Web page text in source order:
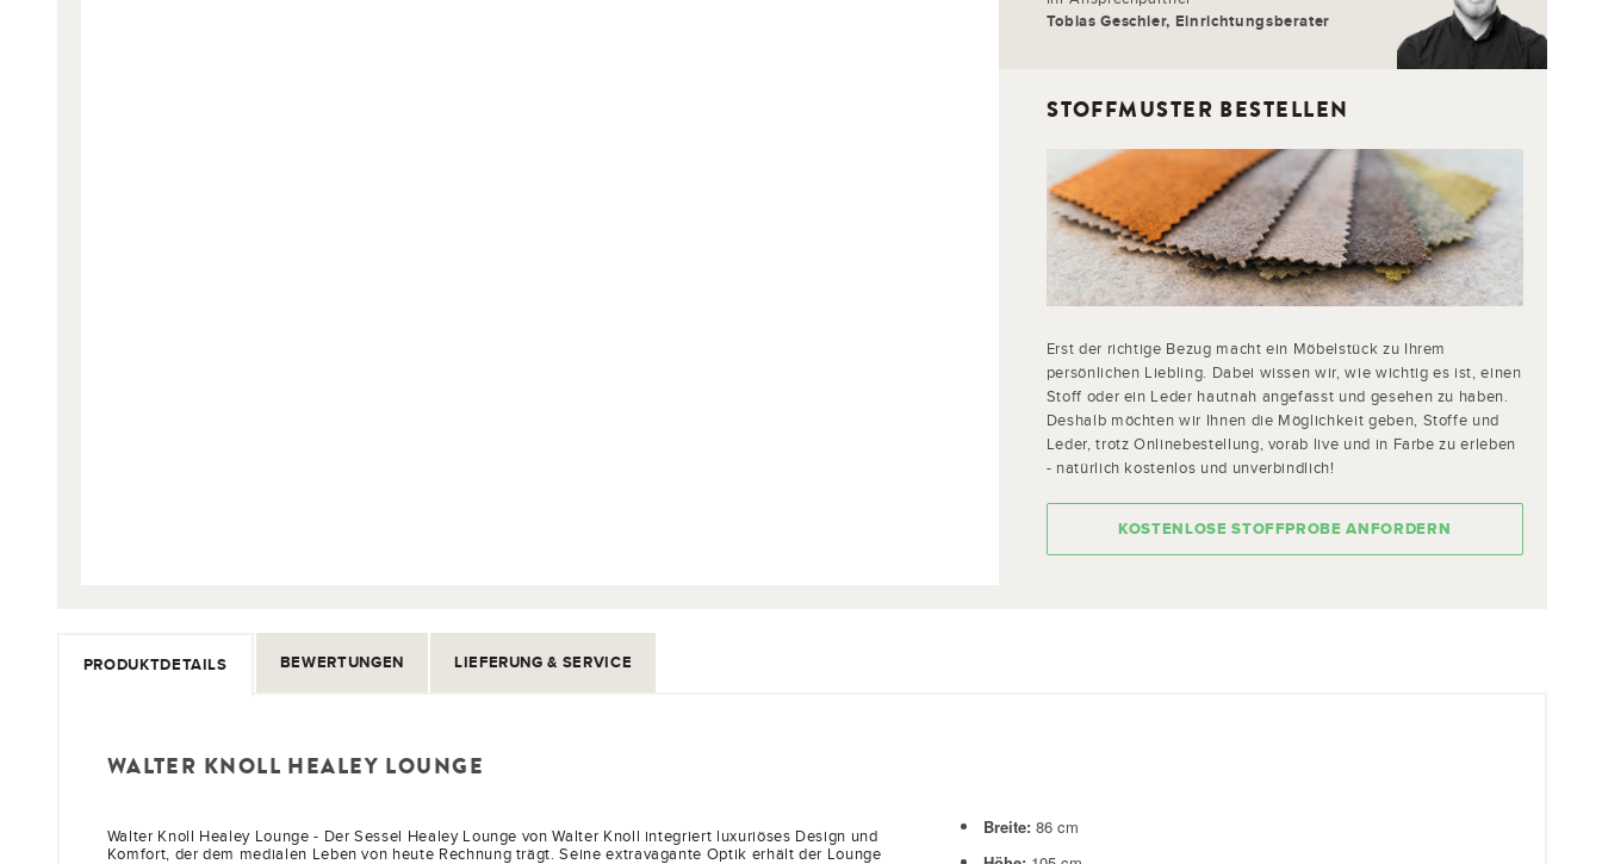
Tobias Geschier, Einrichtungsberater
STOFFMUSTER BESTELLEN
Erst der richtige Bezug macht ein Möbelstück zu Ihrem
persönlichen Liebling. Dabei wissen wir, wie wichtig es ist, einen
Stoff oder ein Leder hautnah angefasst und gesehen zu haben.
Deshalb möchten wir Ihnen die Möglichkeit geben, Stoffe und
Leder, trotz Onlinebestellung, vorab live und in Farbe zu erleben
- natürlich kostenlos und unverbindlich!
KOSTENLOSE STOFFPROBE ANFORDERN
PRODUKTDETAILS
WALTER KNOLL HEALEY LOUNGE
Walter Knoll Healey Lounge - Der Sessel Healey Lounge von Walter Knoll integriert luxuriöses Design und
Komfort, der dem medialen Leben von heute Rechnung trägt. Seine extravagante Optik erhält der Lounge
Breite: 86cm
BEWERTUNGEN LIEFERUNG & SERVICE